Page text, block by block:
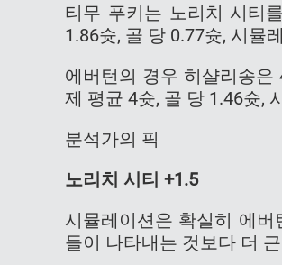
티무 푸키는 노리치 시티
1.86슛, 골 당 0.77슛, 시뮬
에버턴의 경우 히샬리송
제 평균 4슛, 골 당 1.46슛,
분석가의 픽
노리치 시티 +1.5
시뮬레이션은 확실히 에
들이 나타내는 것보다 더